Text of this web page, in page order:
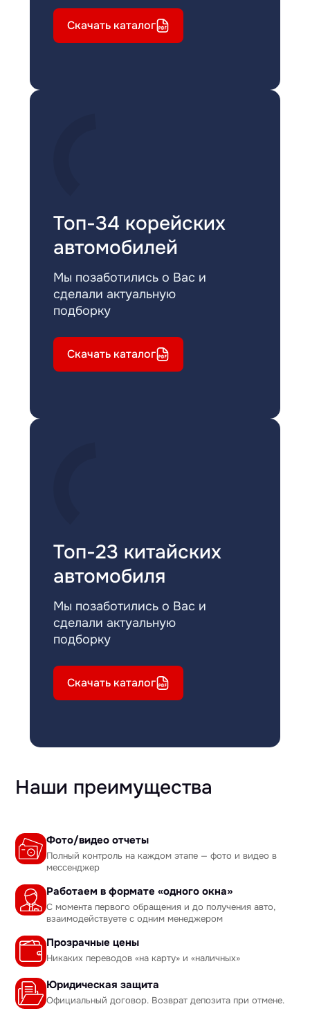
Скачать каталог
Топ-34 корейских
автомобилей
Мы позаботились о Вас и
сделали актуальную
подборку
Скачать каталог
Топ-23 китайских
автомобиля
Мы позаботились о Вас и
сделали актуальную
подборку
Скачать каталог
Наши преимущества
Фото/видео отчеты
Полный контроль на каждом этапе — фото и видео в
мессенджер
Работаем в формате «одного окна»
С момента первого обращения и до получения авто,
взаимодействуете с одним менеджером
Прозрачные цены
Никаких переводов «на карту» и «наличных»
Юридическая защита
Официальный договор. Возврат депозита при отмене.